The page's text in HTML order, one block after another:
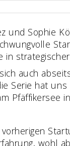
und Sophie
auch
Serie hat
wohl